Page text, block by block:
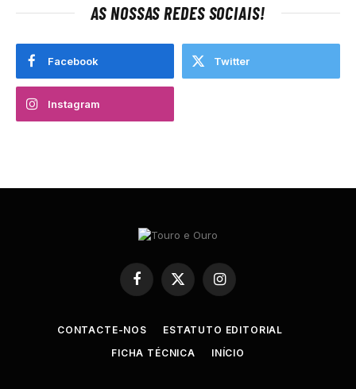
AS NOSSAS REDES SOCIAIS!
Facebook Twitter
Instagram
Facebook
X
(Twitter)
Instagram
CONTACTE-NOS
ESTATUTO EDITORIAL
FICHA TÉCNICA
INÍCIO